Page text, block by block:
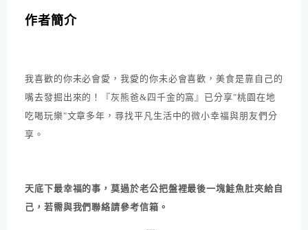
作者簡介
我喜歡的你未必會愛，我愛的你未必會喜歡，美食是靠自己的
嘴去發掘出來的！『灰熊爸&四千金的窩』已分享"桃園在地
吃喝玩樂"文章多年，尋找平凡生活中的微小幸福與朋友們分
享。
天底下最幸福的事，莫過於老公把盤裡最後一塊鮭魚肚夾給自
己，若需與我們聯絡請參考信箱。